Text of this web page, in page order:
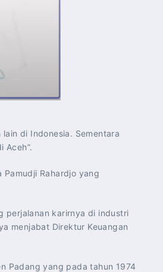
di Indonesia. Sementara
Aceh”.
Rahardjo yang
perjalanan karirnya di industri
menjabat Direktur Keuangan
Padang yang pada tahun 1974